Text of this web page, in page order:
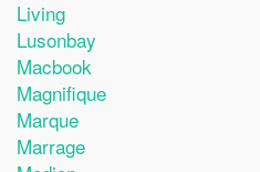
Living
Lusonbay
Macbook
Magnifique
Marque
Marrage